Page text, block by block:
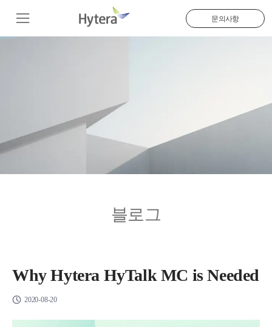
문의사항
블로그
Why Hytera HyTalk MC is Needed
2020-08-20